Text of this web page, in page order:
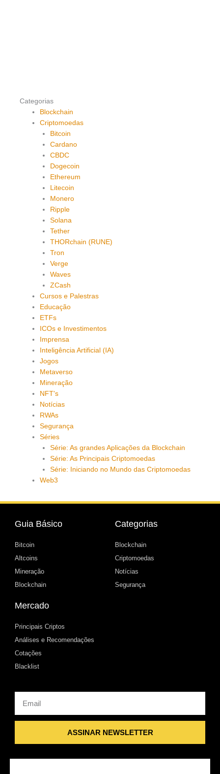
Categorias
Blockchain
Criptomoedas
Bitcoin
Cardano
CBDC
Dogecoin
Ethereum
Litecoin
Monero
Ripple
Solana
Tether
THORchain (RUNE)
Tron
Verge
Waves
ZCash
Cursos e Palestras
Educação
ETFs
ICOs e Investimentos
Imprensa
Inteligência Artificial (IA)
Jogos
Metaverso
Mineração
NFT's
Notícias
RWAs
Segurança
Séries
Série: As grandes Aplicações da Blockchain
Série: As Principais Criptomoedas
Série: Iniciando no Mundo das Criptomoedas
Web3
Guia Básico
Bitcoin
Altcoins
Mineração
Blockchain
Categorias
Blockchain
Criptomoedas
Notícias
Segurança
Mercado
Principais Criptos
Análises e Recomendações
Cotações
Blacklist
ASSINAR NEWSLETTER